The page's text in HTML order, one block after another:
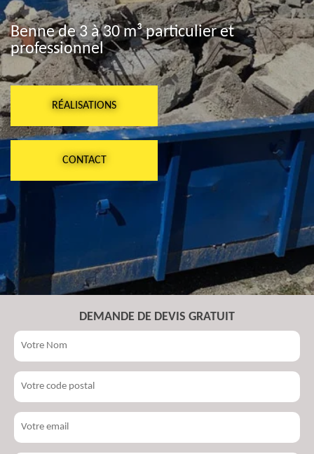
Benne de 3 à 30 m³ particulier et
professionnel
RÉALISATIONS
CONTACT
DEMANDE DE DEVIS GRATUIT